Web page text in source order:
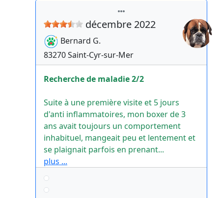
décembre 2022
Bernard G.
83270Saint-Cyr-sur-Mer
Recherche de maladie 2/2
Suite à une première visite et 5 jours
d'anti inflammatoires, mon boxer de 3
ans avait toujours un comportement
inhabituel, mangeait peu et lentement et
se plaignait parfois en prenant...
plus ...